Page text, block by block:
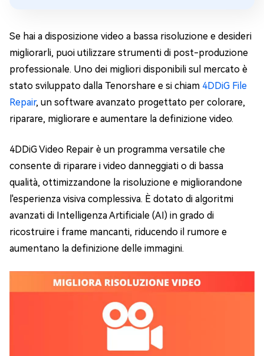
Se hai a disposizione video a bassa risoluzione e desideri
migliorarli, puoi utilizzare strumenti di post-produzione
professionale. Uno dei migliori disponibili sul mercato è
stato sviluppato dalla Tenorshare e si chiam 4DDiG File
Repair, un software avanzato progettato per colorare,
riparare, migliorare e aumentare la definizione video.
4DDiG Video Repair è un programma versatile che
consente di riparare i video danneggiati o di bassa
qualità, ottimizzandone la risoluzione e migliorandone
l'esperienza visiva complessiva. È dotato di algoritmi
avanzati di Intelligenza Artificiale (AI) in grado di
ricostruire i frame mancanti, riducendo il rumore e
aumentano la definizione delle immagini.